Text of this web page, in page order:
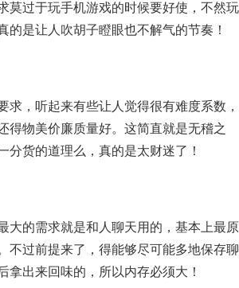
莫过于玩手机游戏的时候要好使，不然玩
的是让人吹胡子瞪眼也不解气的节奏！
求，听起来有些让人觉得很有难度系数，
得物美价廉质量好。这简直就是无稽之
分货的道理么，真的是太财迷了！
大的需求就是和人聊天用的，基本上最原
不过前提来了，得能够尽可能多地保存聊
拿出来回味的，所以内存必须大！